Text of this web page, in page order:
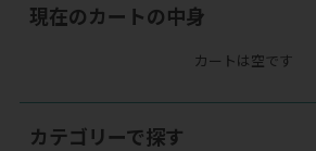
現在のカートの中身
カートは空です
カテゴリーで探す